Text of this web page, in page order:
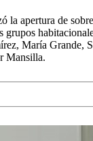
la apertura de
grupos
María Grande,
Mansilla.